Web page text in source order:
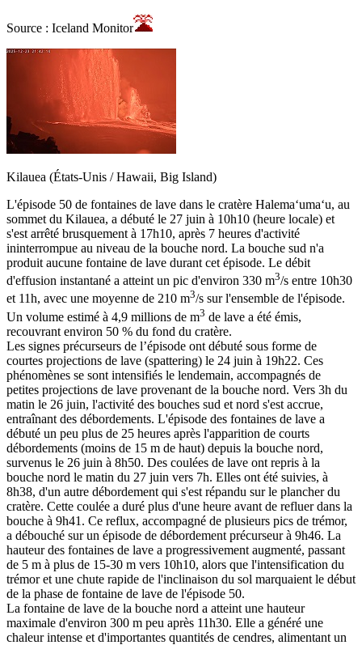
Source : Iceland Monitor
Kilauea (États-Unis / Hawaii, Big Island)
L'épisode 50 de fontaines de lave dans le cratère Halemaʻumaʻu, au
sommet du Kilauea, a débuté le 27 juin à 10h10 (heure locale) et
s'est arrêté brusquement à 17h10, après 7 heures d'activité
ininterrompue au niveau de la bouche nord. La bouche sud n'a
produit aucune fontaine de lave durant cet épisode. Le débit
d'effusion instantané a atteint un pic d'environ 330 m3/s entre 10h30
et 11h, avec une moyenne de 210 m3/s sur l'ensemble de l'épisode.
Un volume estimé à 4,9 millions de m3 de lave a été émis,
recouvrant environ 50 % du fond du cratère.
Les signes précurseurs de l’épisode ont débuté sous forme de
courtes projections de lave (spattering) le 24 juin à 19h22. Ces
phénomènes se sont intensifiés le lendemain, accompagnés de
petites projections de lave provenant de la bouche nord. Vers 3h du
matin le 26 juin, l'activité des bouches sud et nord s'est accrue,
entraînant des débordements. L'épisode des fontaines de lave a
débuté un peu plus de 25 heures après l'apparition de courts
débordements (moins de 15 m de haut) depuis la bouche nord,
survenus le 26 juin à 8h50. Des coulées de lave ont repris à la
bouche nord le matin du 27 juin vers 7h. Elles ont été suivies, à
8h38, d'un autre débordement qui s'est répandu sur le plancher du
cratère. Cette coulée a duré plus d'une heure avant de refluer dans la
bouche à 9h41. Ce reflux, accompagné de plusieurs pics de trémor,
a débouché sur un épisode de débordement précurseur à 9h46. La
hauteur des fontaines de lave a progressivement augmenté, passant
de 5 m à plus de 15-30 m vers 10h10, alors que l'intensification du
trémor et une chute rapide de l'inclinaison du sol marquaient le début
de la phase de fontaine de lave de l'épisode 50.
La fontaine de lave de la bouche nord a atteint une hauteur
maximale d'environ 300 m peu après 11h30. Elle a généré une
chaleur intense et d'importantes quantités de cendres, alimentant un